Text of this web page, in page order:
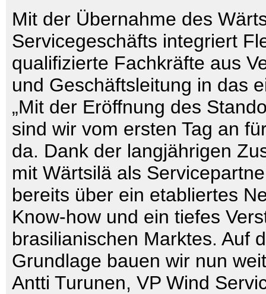
Mit der Übernahme des
Servicegeschäfts integriert
qualifizierte Fachkräfte aus
und Geschäftsleitung in das
„Mit der Eröffnung des
sind wir vom ersten Tag an
da. Dank der langjährigen
mit Wärtsilä als
bereits über ein etabliertes
Know-how und ein tiefes
brasilianischen Marktes. Auf
Grundlage bauen wir nun
Antti Turunen, VP Wind